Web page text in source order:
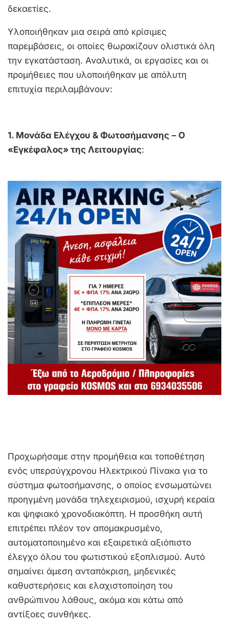
δεκαετίες.
Υλοποιήθηκαν μια σειρά από κρίσιμες
παρεμβάσεις, οι οποίες θωρακίζουν ολιστικά όλη
την εγκατάσταση. Αναλυτικά, οι εργασίες και οι
προμήθειες που υλοποιήθηκαν με απόλυτη
επιτυχία περιλαμβάνουν:
1. Μονάδα Ελέγχου & Φωτοσήμανσης – Ο
«Εγκέφαλος» της Λειτουργίας:
Προχωρήσαμε στην προμήθεια και τοποθέτηση
ενός υπερσύγχρονου Ηλεκτρικού Πίνακα για το
σύστημα φωτοσήμανσης, ο οποίος ενσωματώνει
προηγμένη μονάδα τηλεχειρισμού, ισχυρή κεραία
και ψηφιακό χρονοδιακόπτη. Η προσθήκη αυτή
επιτρέπει πλέον τον απομακρυσμένο,
αυτοματοποιημένο και εξαιρετικά αξιόπιστο
έλεγχο όλου του φωτιστικού εξοπλισμού. Αυτό
σημαίνει άμεση ανταπόκριση, μηδενικές
καθυστερήσεις και ελαχιστοποίηση του
ανθρώπινου λάθους, ακόμα και κάτω από
αντίξοες συνθήκες.